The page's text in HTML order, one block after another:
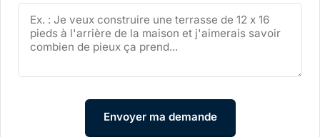
Envoyer ma demande